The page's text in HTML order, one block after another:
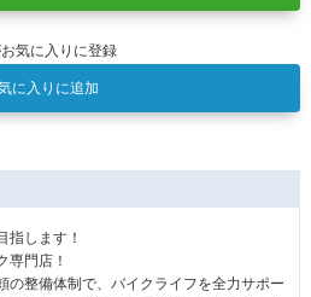
お気に入りに登録
に入りに追加
指します！
専門店！
の整備体制で、バイクライフを全力サポー